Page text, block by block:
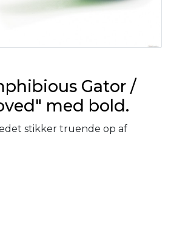
Gator /
med bold.
stikker truende op af